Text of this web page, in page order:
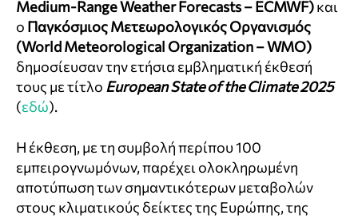
Medium-Range Weather Forecasts – ECMWF)και
ο Παγκόσμιος Μετεωρολογικός Οργανισμός
(World Meteorological Organization – WMO)
δημοσίευσαν την ετήσια εμβληματική έκθεσή
τους με τίτλο European State of the Climate 2025
(εδώ).
Η έκθεση, με τη συμβολή περίπου 100
εμπειρογνωμόνων, παρέχει ολοκληρωμένη
αποτύπωση των σημαντικότερων μεταβολών
στους κλιματικούς δείκτες της Ευρώπης, της